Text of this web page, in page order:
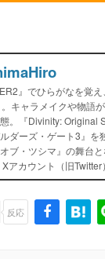
』でひらがなを覚
キャラメイクや物語
。『Divinity: Original
ダーズ・ゲート3』を
ブ・ツシマ』の舞台
アカウント（旧
反応